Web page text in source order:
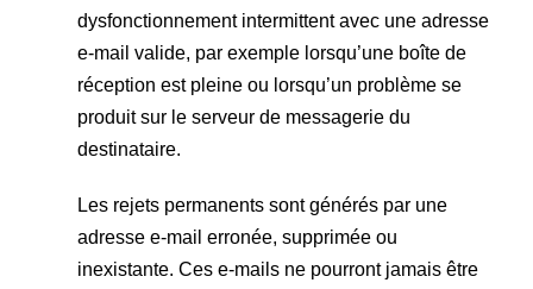
dysfonctionnement intermittent avec une adresse
e-mail valide, par exemple lorsqu’une boîte de
réception est pleine ou lorsqu’un problème se
produit sur le serveur de messagerie du
destinataire.
Les rejets permanents sont générés par une
adresse e-mail erronée, supprimée ou
inexistante. Ces e-mails ne pourront jamais être